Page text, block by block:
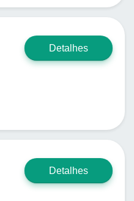
Detalhes
Detalhes